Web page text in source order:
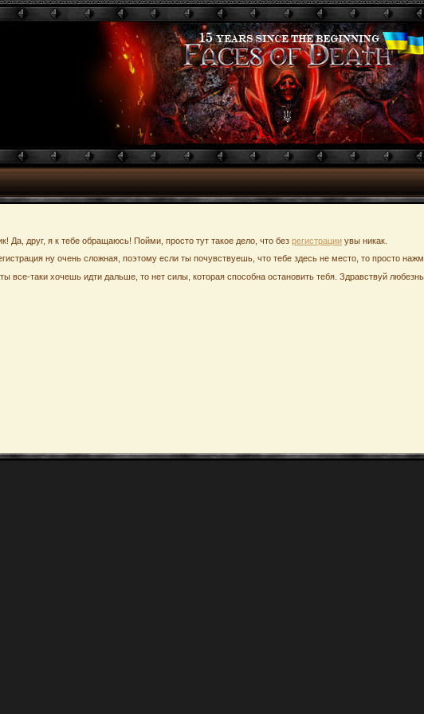
Да, друг, я к тебе обращаюсь! Пойми, просто тут такое дело, что без регистрации увы никак.
ну очень сложная, поэтому если ты почувствуешь, что тебе здесь не место, то просто
все-таки хочешь идти дальше, то нет силы, которая способна остановить тебя. Здравствуй